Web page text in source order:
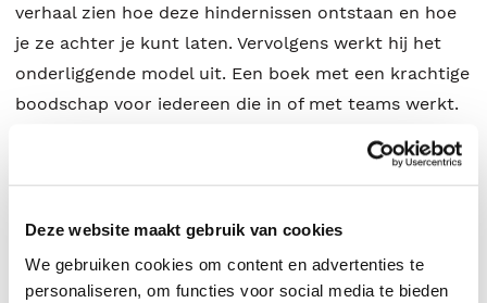
Deze website maakt gebruik van cookies
We gebruiken cookies om content en advertenties te
personaliseren, om functies voor social media te bieden
verhaal zien hoe deze hindernissen ontstaan en hoe
je ze achter je kunt laten. Vervolgens werkt hij het
onderliggende model uit. Een boek met een krachtige
boodschap voor iedereen die in of met teams werkt.